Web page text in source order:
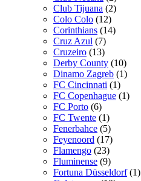
Club Tijuana (2)
Colo Colo (12)
Corinthians (14)
Cruz Azul (7)
Cruzeiro (13)
Derby County (10)
Dinamo Zagreb (1)
FC Cincinnati (1)
FC Copenhague (1)
FC Porto (6)
FC Twente (1)
Fenerbahce (5)
Feyenoord (17)
Flamengo (23)
Fluminense (9)
Fortuna Düsseldorf (1)